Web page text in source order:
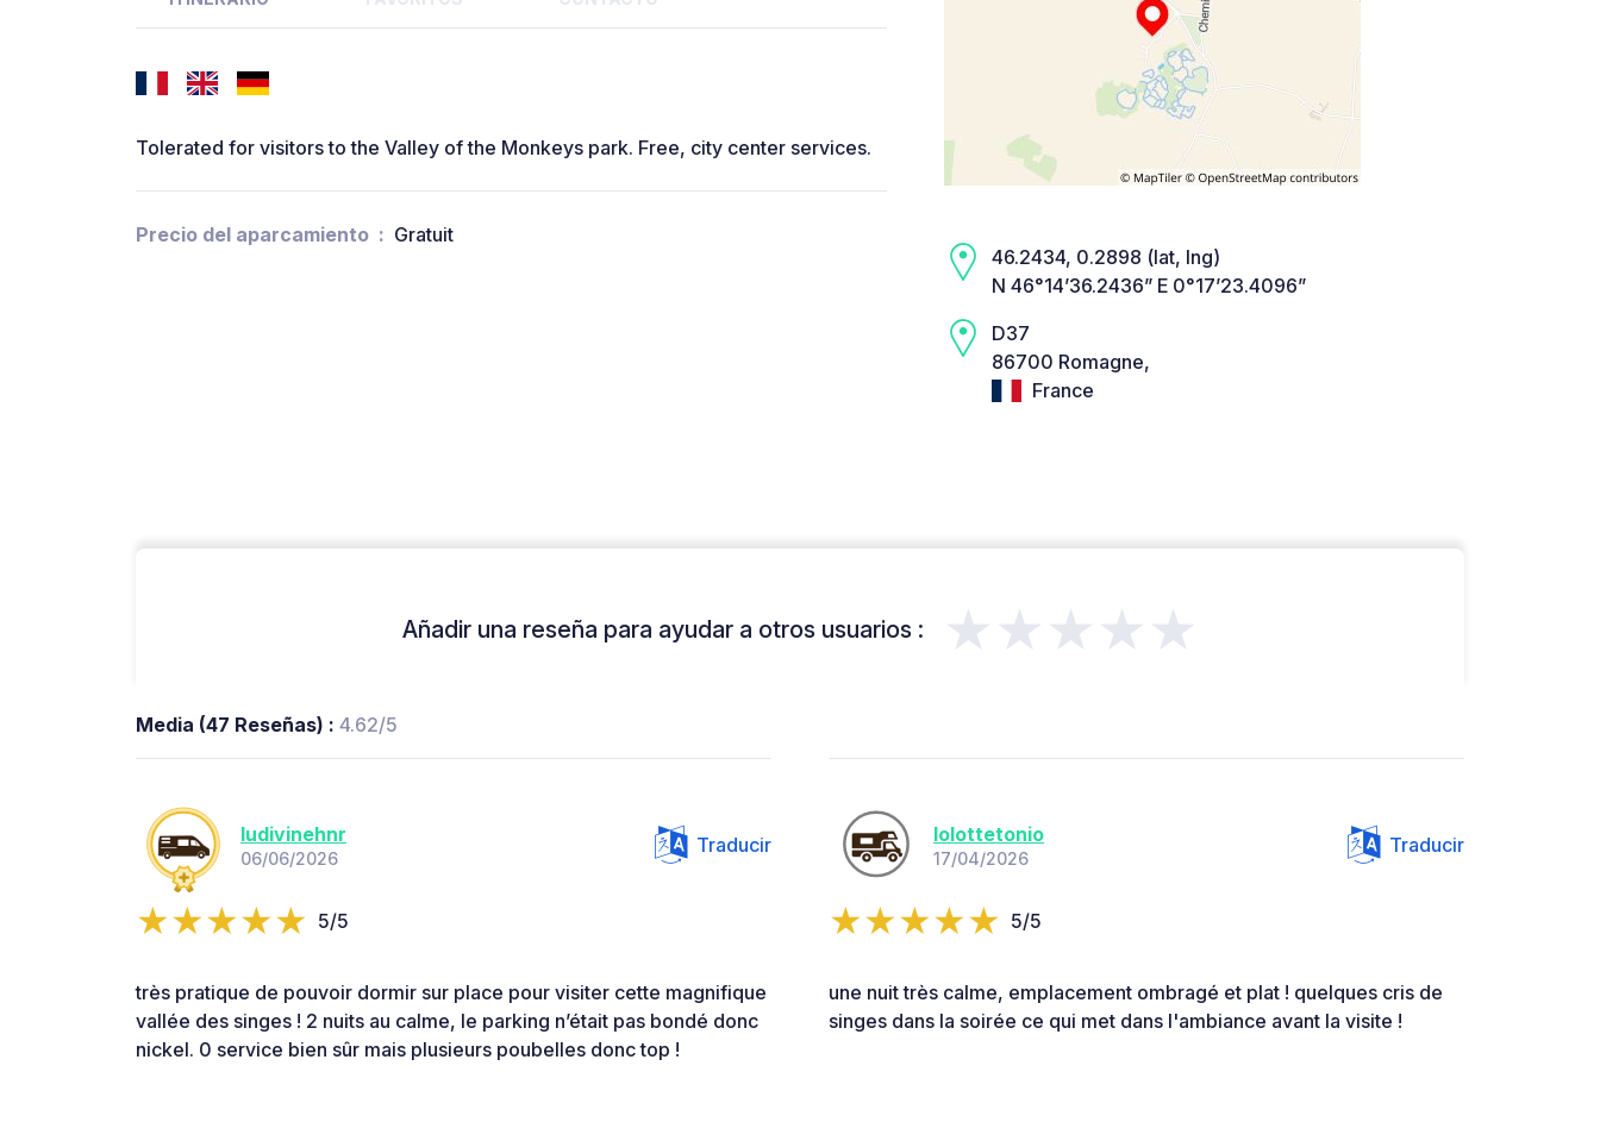
Tolerated for visitors to the Valley of the Monkeys park. Free, city center services.
Precio del aparcamiento
Gratuit
46.2434, 0.2898 (lat, lng)
N 46°14’36.2436” E 0°17’23.4096”
D37
86700 Romagne,
France
Añadir una reseña para ayudar a otros usuarios : ★★★★★
Media (47 Reseñas) : 4.62/5
ludivinehnr
06/06/2026
Traducir
5/5
très pratique de pouvoir dormir sur place pour visiter cette magnifique
vallée des singes ! 2 nuits au calme, le parking n’était pas bondé donc
nickel. 0 service bien sûr mais plusieurs poubelles donc top !
lolottetonio
17/04/2026
Traducir
5/5
une nuit très calme, emplacement ombragé et plat ! quelques cris de
singes dans la soirée ce qui met dans l'ambiance avant la visite !